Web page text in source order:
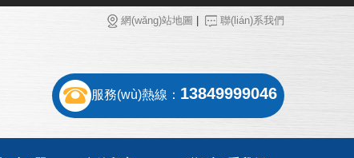
網(wǎng)站地圖 聯(lián)系我們
服務(wù)熱線： 13849999046